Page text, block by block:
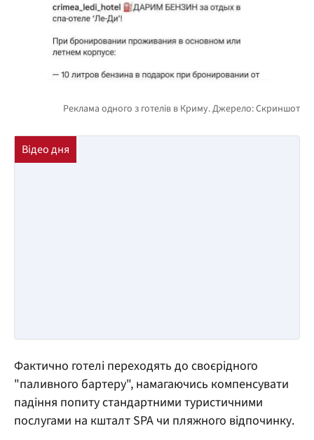
Фактично готелі переходять до своєрідного
"паливного бартеру", намагаючись компенсувати
падіння попиту стандартними туристичними
послугами на кшталт SPA чи пляжного відпочинку.